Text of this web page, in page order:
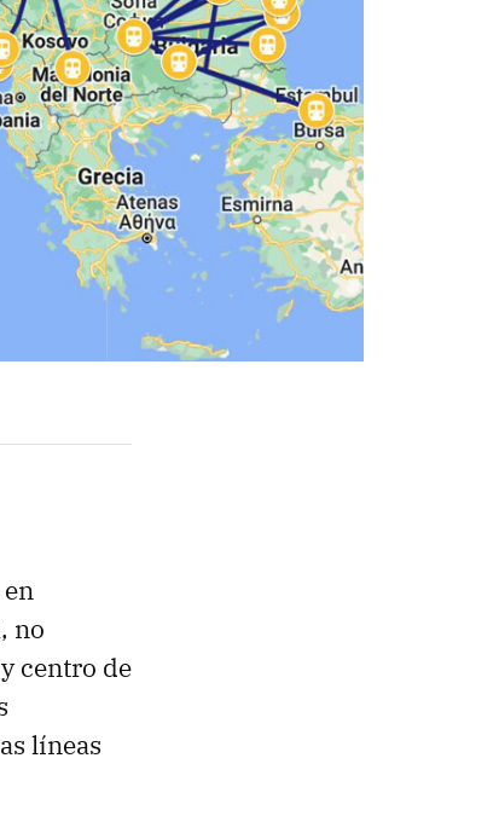
no
centro de
líneas